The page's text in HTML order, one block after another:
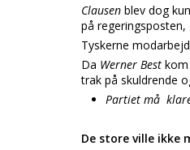
Clausen blev dog
på
Tyskerne
Da Werner Best
trak på skuldrende
Partiet må
De store ville ikke